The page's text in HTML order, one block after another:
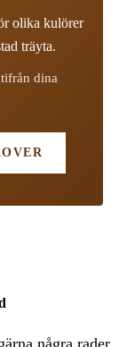
olika kulörer
träyta.
dina
några rader